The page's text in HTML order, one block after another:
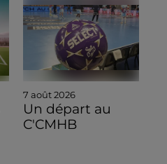
7 août 2026
Un départ au
C'CMHB